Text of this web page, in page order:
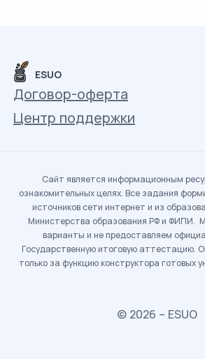
ESUO
Договор-оферта
Центр поддержки
Сайт является информационным
ознакомительных целях. Все задания
источников сети интернет и из
Министерства образования РФ и ФИПИ.
варианты и не предоставляем
Государственную итоговую аттестацию.
только за функцию конструктора готовых
© 2026 – ESUO